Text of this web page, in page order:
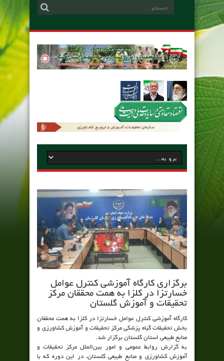
برگزاری کارگاه آموزشی کنترل عوامل
خسارتزا در کلزا به همت محققان مرکز
تحقیقات و آموزش گلستان
کارگاه آموزشی کنترل عوامل خسارتزا در کلزا به همت محققان
بخش تحقیقات گیاه پزشکی مرکز تحقیقات و آموزش کشاورزی و
منابع طبیعی استان گلستان برگزار شد.
به گزارش روابط عمومی و امور بین‌الملل مرکز تحقیقات و
آموزش کشاورزی و منابع طبیعی گلستان، در این دوره که با